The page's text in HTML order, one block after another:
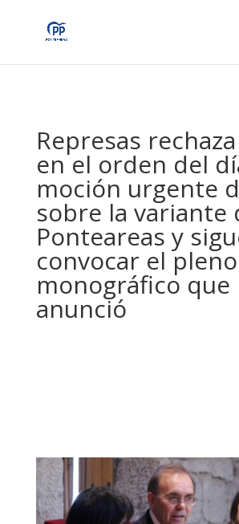
Represas
en el orden del
moción urgente
sobre la variante
Ponteareas y
convocar el pleno
monográfico que
anunció